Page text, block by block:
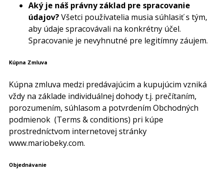
Aký je náš právny základ pre spracovanie
údajov?Všetci používatelia musia súhlasiť s tým,
aby údaje spracovávali na konkrétny účel.
Spracovanie je nevyhnutné pre legitímny záujem.
Kúpna Zmluva
Kúpna zmluva medzi predávajúcim a kupujúcim vzniká
vždy na základe individuálnej dohody t.j. prečítaním,
porozumením, súhlasom a potvrdením Obchodných
podmienok (Terms & conditions) pri kúpe
prostredníctvom internetovej stránky
www.mariobeky.com.
Objednávanie